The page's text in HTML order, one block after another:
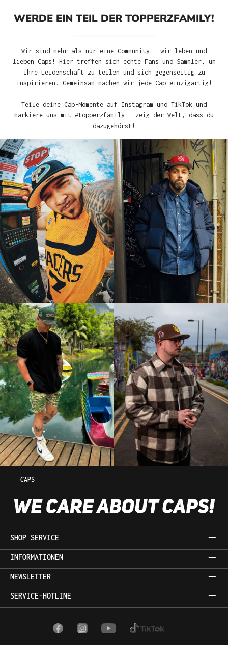
WERDE EIN TEIL DER TOPPERZFAMILY!
Wir sind mehr als nur eine Community – wir leben und
lieben Caps! Hier treffen sich echte Fans und Sammler, um
ihre Leidenschaft zu teilen und sich gegenseitig zu
inspirieren. Gemeinsam machen wir jede Cap einzigartig!
Teile deine Cap-Momente auf Instagram und TikTok und
markiere uns mit #topperzfamily – zeig der Welt, dass du
dazugehörst!
CAPS
SHOP SERVICE
INFORMATIONEN
NEWSLETTER
SERVICE-HOTLINE